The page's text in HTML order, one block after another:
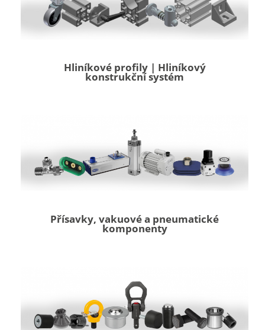
Hliníkové profily | Hliníkový
konstrukční systém
Přísavky, vakuové a pneumatické
komponenty